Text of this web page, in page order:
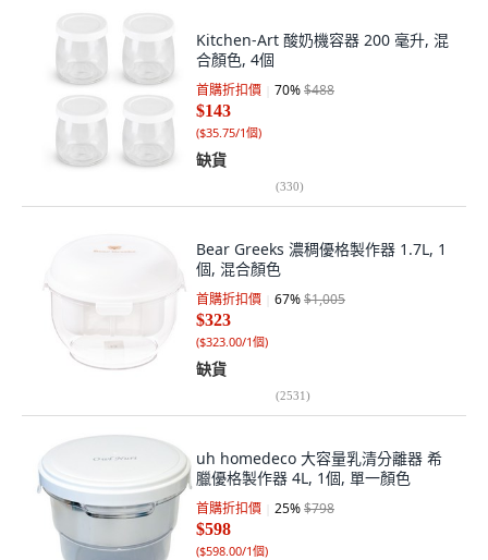
Kitchen-Art 酸奶機容器 200 毫升, 混
合顏色, 4個
首購折扣價 70%$488
$143
($35.75/1個)
缺貨
(330)
Bear Greeks 濃稠優格製作器 1.7L, 1
個, 混合顏色
首購折扣價 67%$1,005
$323
($323.00/1個)
缺貨
(2531)
uh homedeco 大容量乳清分離器 希
臘優格製作器 4L, 1個, 單一顏色
首購折扣價 25%$798
$598
($598.00/1個)